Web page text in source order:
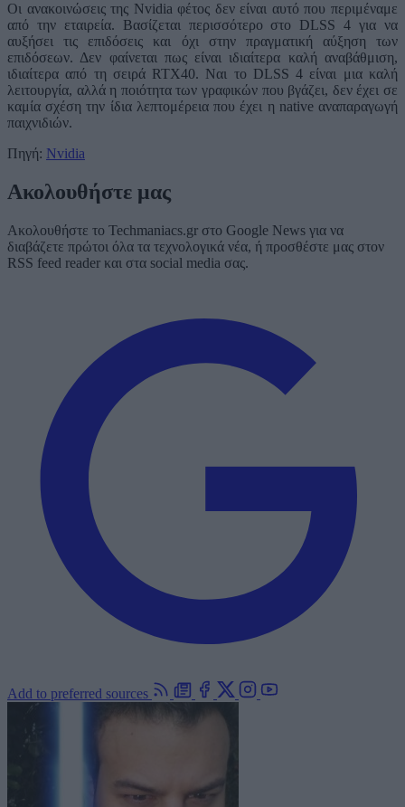
Οι ανακοινώσεις της Nvidia φέτος δεν είναι αυτό που περιμέναμε
από την εταιρεία. Βασίζεται περισσότερο στο DLSS 4 για να
αυξήσει τις επιδόσεις και όχι στην πραγματική αύξηση των
επιδόσεων. Δεν φαίνεται πως είναι ιδιαίτερα καλή αναβάθμιση,
ιδιαίτερα από τη σειρά RTX40. Ναι το DLSS 4 είναι μια καλή
λειτουργία, αλλά η ποιότητα των γραφικών που βγάζει, δεν έχει σε
καμία σχέση την ίδια λεπτομέρεια που έχει η native αναπαραγωγή
παιχνιδιών.
Πηγή: Nvidia
Ακολουθήστε μας
Ακολουθήστε το Techmaniacs.gr στο Google News για να
διαβάζετε πρώτοι όλα τα τεχνολογικά νέα, ή προσθέστε μας στον
RSS feed reader και στα social media σας.
Add to preferred sources